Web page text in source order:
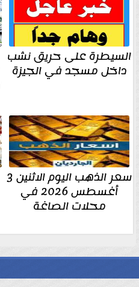
السيطرة على حريق نشب
داخل مسجد في الجيزة
سعر الذهب اليوم الاثنين 3
أغسطس 2026 في
محلات الصاغة